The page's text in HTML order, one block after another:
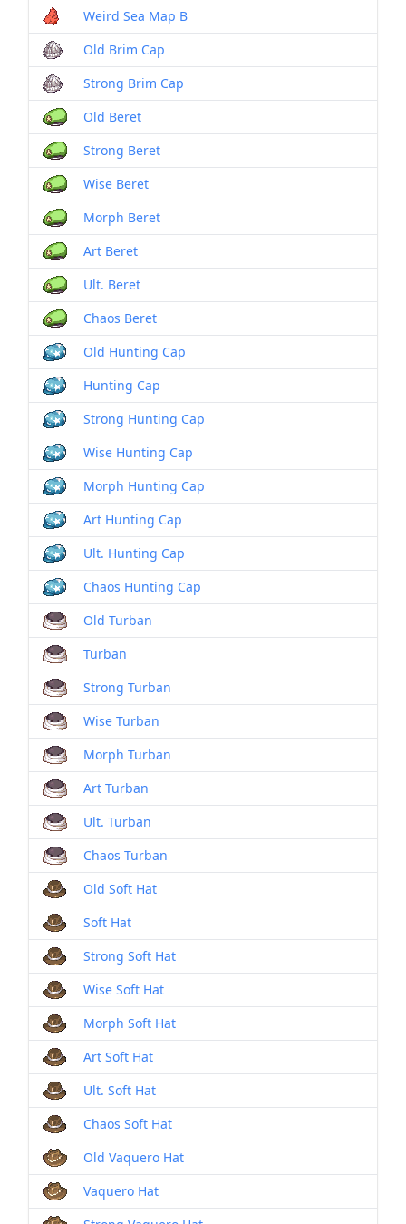
Weird Sea Map B
Old Brim Cap
Strong Brim Cap
Old Beret
Strong Beret
Wise Beret
Morph Beret
Art Beret
Ult. Beret
Chaos Beret
Old Hunting Cap
Hunting Cap
Strong Hunting Cap
Wise Hunting Cap
Morph Hunting Cap
Art Hunting Cap
Ult. Hunting Cap
Chaos Hunting Cap
Old Turban
Turban
Strong Turban
Wise Turban
Morph Turban
Art Turban
Ult. Turban
Chaos Turban
Old Soft Hat
Soft Hat
Strong Soft Hat
Wise Soft Hat
Morph Soft Hat
Art Soft Hat
Ult. Soft Hat
Chaos Soft Hat
Old Vaquero Hat
Vaquero Hat